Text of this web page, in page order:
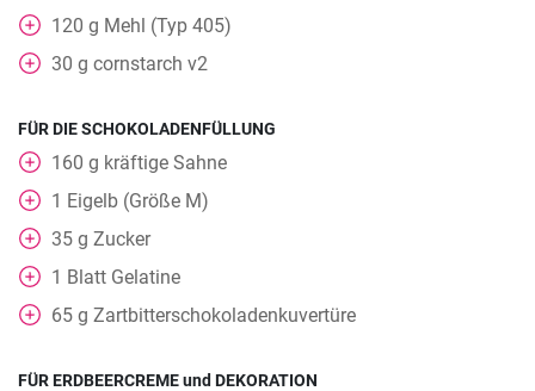
120 g Mehl (Typ 405)
30 g cornstarch v2
FÜR DIE SCHOKOLADENFÜLLUNG
160 g kräftige Sahne
1 Eigelb (Größe M)
35 g Zucker
1 Blatt Gelatine
65 g Zartbitterschokoladenkuvertüre
FÜR ERDBEERCREME und DEKORATION